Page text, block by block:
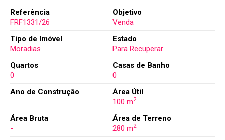
Referência
FRF1331/26
Objetivo
Venda
Tipo de Imóvel
Moradias
Estado
Para Recuperar
Quartos
0
Casas de Banho
0
Ano de Construção
Área Útil
100 m2
Área Bruta
-
Área de Terreno
280 m2